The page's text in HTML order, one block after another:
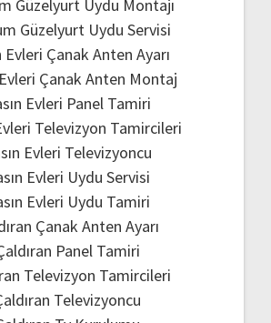
Güzelyurt Uydu Montajı
Güzelyurt Uydu Servisi
Evleri Çanak Anten Ayarı
Çanak Anten Montaj
Evleri Panel Tamiri
Televizyon Tamircileri
Evleri Televizyoncu
Evleri Uydu Servisi
Evleri Uydu Tamiri
Çanak Anten Ayarı
Panel Tamiri
Televizyon Tamircileri
Televizyoncu